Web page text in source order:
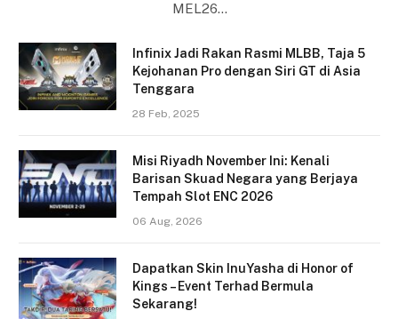
MEL26…
Infinix Jadi Rakan Rasmi MLBB, Taja 5
Kejohanan Pro dengan Siri GT di Asia
Tenggara
28 Feb, 2025
Misi Riyadh November Ini: Kenali
Barisan Skuad Negara yang Berjaya
Tempah Slot ENC 2026
06 Aug, 2026
Dapatkan Skin InuYasha di Honor of
Kings – Event Terhad Bermula
Sekarang!